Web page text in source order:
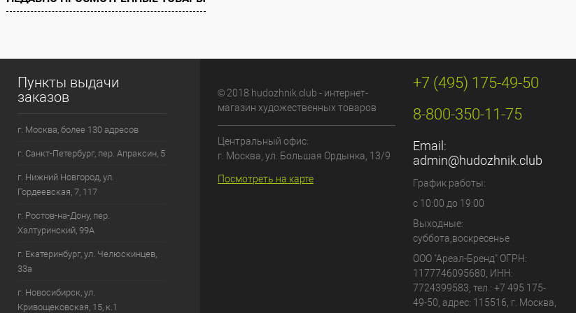
Пункты выдачи
заказов
г. Москва, более 130 адресов
г. Санкт-Петербург, пер. Апраксин, 5
г. Нижний Новгород, ул.
Гордеевская, 7, 117
г. Ростов-на-Дону, пер.
Халтуринский, 99А
г. Екатеринбург, ул. Челюскинцев,
33а
г. Новосибирск, ул.
Кривощековская, 15, к.1
© 2018 hudozhnik.club - интернет-
магазин художественных товаров
Центральный офис:
г. Москва, ул. Большая Ордынка, 13/9
Посмотреть на карте
+7 (495) 175-49-50
8-800-350-11-75
Email:
admin@hudozhnik.club
График работы:
с 10:00 до 19:00
Выходные:
суббота,воскресенье
ООО "Ареал-Бренд" ОГРН:
1177746095680, ИНН:
7724399583, тел.: +7 495 175-
49-50, адрес: 115516, г. Москва,